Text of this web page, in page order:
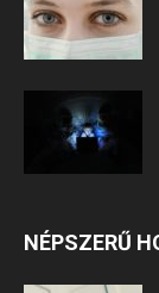
NÉPSZERŰ